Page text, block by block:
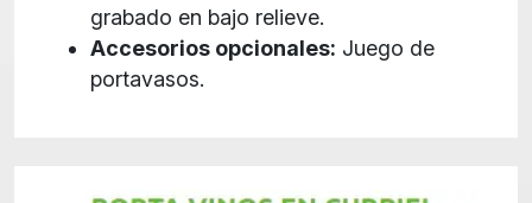
grabado en bajo relieve.
Accesorios opcionales: Juego de
portavasos.